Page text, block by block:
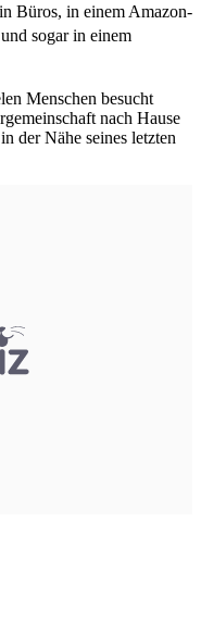
Büros, in einem Amazon-
sogar in einem
Menschen besucht
nach Hause
der Nähe seines letzten